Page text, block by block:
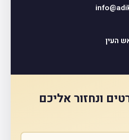
ונחזור אליכם